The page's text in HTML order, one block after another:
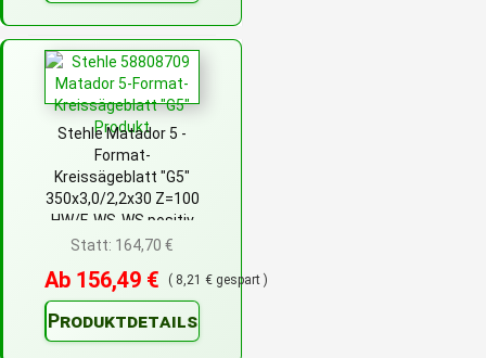
Stehle Matador 5 -
Format-
Kreissägeblatt "G5"
350x3,0/2,2x30 Z=100
HW/F-WS-WS positiv
Statt: 164,70 €
Ab 156,49 € ( 8,21 € gespart )
Produktdetails